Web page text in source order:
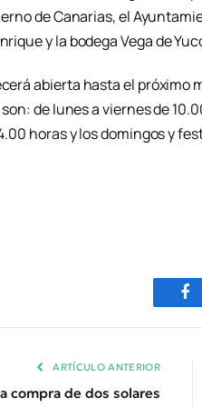
de Canarias, el
y la bodega Vega de
abierta hasta el próximo
de lunes a viernes de
horas y los domingos y
ARTÍCULO ANTERIOR
compra de dos solares